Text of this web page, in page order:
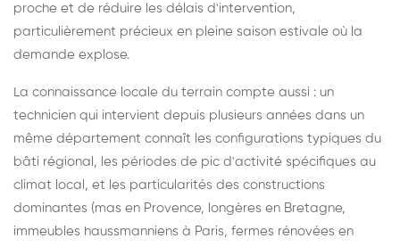
proche et de réduire les délais d'intervention,
particulièrement précieux en pleine saison estivale où la
demande explose.
La connaissance locale du terrain compte aussi : un
technicien qui intervient depuis plusieurs années dans un
même département connaît les configurations typiques du
bâti régional, les périodes de pic d'activité spécifiques au
climat local, et les particularités des constructions
dominantes (mas en Provence, longères en Bretagne,
immeubles haussmanniens à Paris, fermes rénovées en